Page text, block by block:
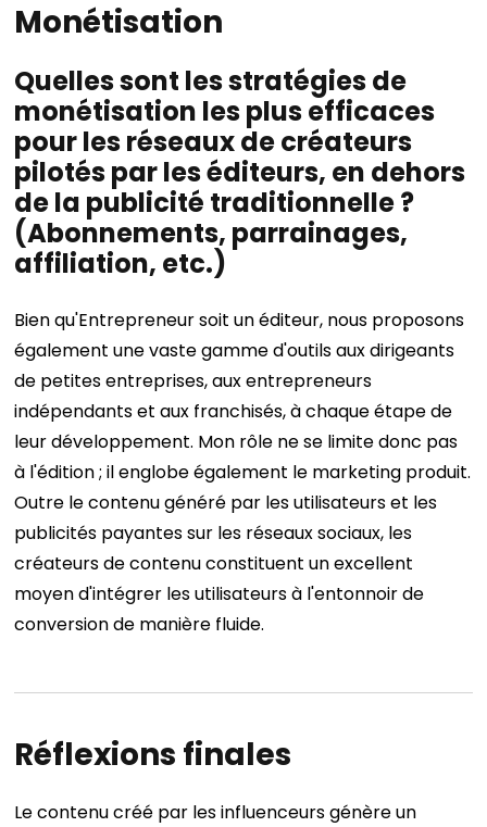
Monétisation
Quelles sont les stratégies de
monétisation les plus efficaces
pour les réseaux de créateurs
pilotés par les éditeurs, en dehors
de la publicité traditionnelle ?
(Abonnements, parrainages,
affiliation, etc.)
Bien qu'Entrepreneur soit un éditeur, nous proposons
également une vaste gamme d'outils aux dirigeants
de petites entreprises, aux entrepreneurs
indépendants et aux franchisés, à chaque étape de
leur développement. Mon rôle ne se limite donc pas
à l'édition ; il englobe également le marketing produit.
Outre le contenu généré par les utilisateurs et les
publicités payantes sur les réseaux sociaux, les
créateurs de contenu constituent un excellent
moyen d'intégrer les utilisateurs à l'entonnoir de
conversion de manière fluide.
Réflexions finales
Le contenu créé par les influenceurs génère un